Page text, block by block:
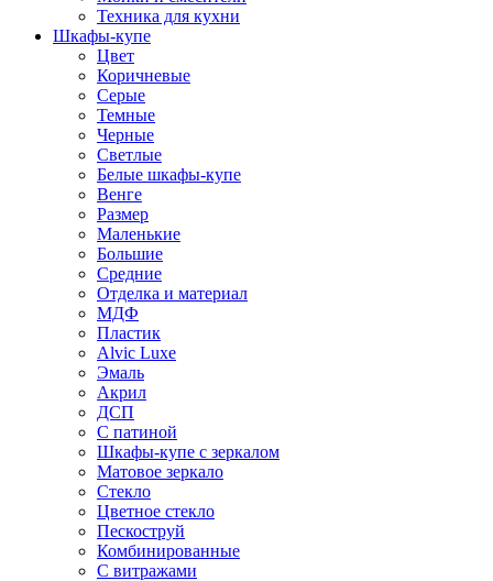
Техника для кухни
Шкафы-купе
Цвет
Коричневые
Серые
Темные
Черные
Светлые
Белые шкафы-купе
Венге
Размер
Маленькие
Большие
Средние
Отделка и материал
МДФ
Пластик
Alvic Luxe
Эмаль
Акрил
ДСП
С патиной
Шкафы-купе с зеркалом
Матовое зеркало
Стекло
Цветное стекло
Пескоструй
Комбинированные
С витражами